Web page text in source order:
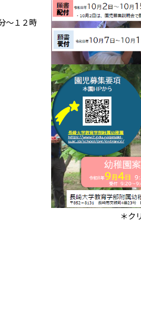
～１２時
＊ク